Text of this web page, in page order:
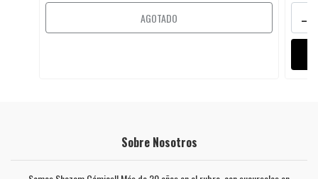
AGOTADO -
Sobre Nosotros